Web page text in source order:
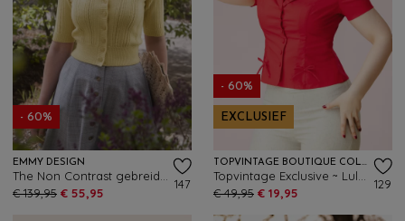
- 60%
EMMY DESIGN
€ 139,95 € 55,95
147
- 60%
EXCLUSIEF
TOPVINTAGE BOUTIQUE COLLECTION
€ 49,95 € 19,95
129